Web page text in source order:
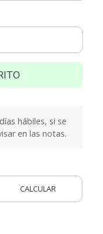
hábiles, si se
en las notas.
CALCULAR